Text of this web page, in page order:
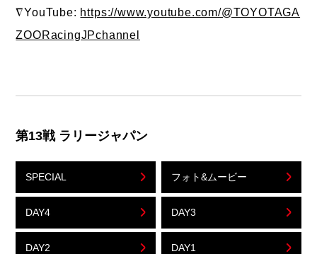
∇YouTube: https://www.youtube.com/@TOYOTAGA
ZOORacingJPchannel
第13戦 ラリージャパン
SPECIAL フォト&ムービー
DAY4 DAY3
DAY2 DAY1